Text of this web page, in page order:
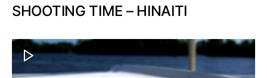
SHOOTING TIME – HINAITI